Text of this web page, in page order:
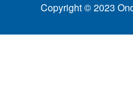
Copyright © 2023